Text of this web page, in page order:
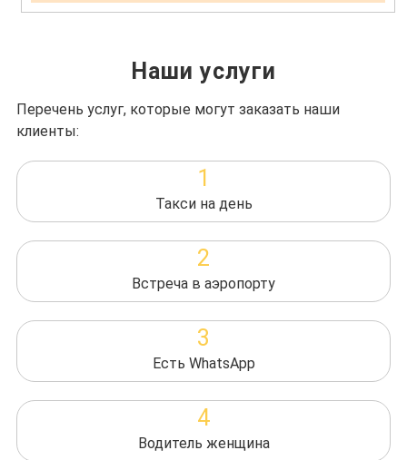
Наши услуги
Перечень услуг, которые могут заказать наши
клиенты:
1
Такси на день
2
Встреча в аэропорту
3
Есть WhatsApp
4
Водитель женщина